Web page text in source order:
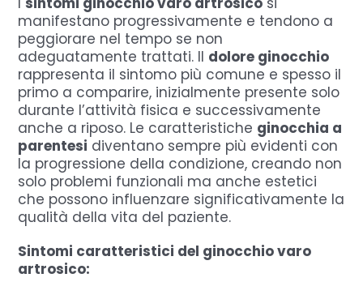
manifestano progressivamente e tendono a
peggiorare nel tempo se non
adeguatamente trattati. Il dolore ginocchio
rappresenta il sintomo più comune e spesso il
primo a comparire, inizialmente presente solo
durante l’attività fisica e successivamente
anche a riposo. Le caratteristiche ginocchia a
parentesi diventano sempre più evidenti con
la progressione della condizione, creando non
solo problemi funzionali ma anche estetici
che possono influenzare significativamente la
qualità della vita del paziente.
Sintomi caratteristici del ginocchio varo
artrosico: